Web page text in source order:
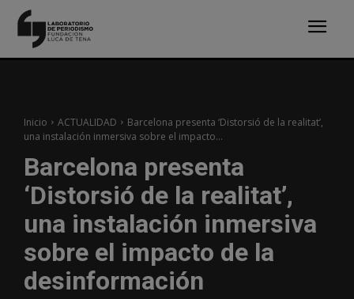
Inicio ACTUALIDAD
Barcelona presenta ‘Distorsió de la realitat’,
una instalación inmersiva sobre el impacto...
Barcelona presenta
‘Distorsió de la realitat’,
una instalación inmersiva
sobre el impacto de la
desinformación